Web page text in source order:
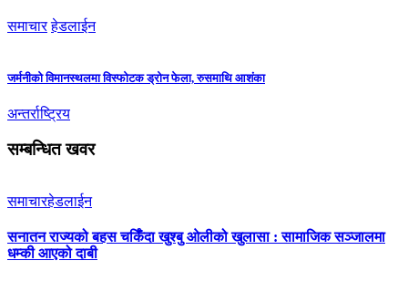
समाचार हेडलाईन
जर्मनीको विमानस्थलमा विस्फोटक ड्रोन फेला, रुसमाथि आशंका
अन्तर्राष्ट्रिय
सम्बन्धित खवर
समाचारहेडलाईन
सनातन राज्यको बहस चर्किँदा खुश्बु ओलीको खुलासा : सामाजिक सञ्जालमा
धम्की आएको दाबी